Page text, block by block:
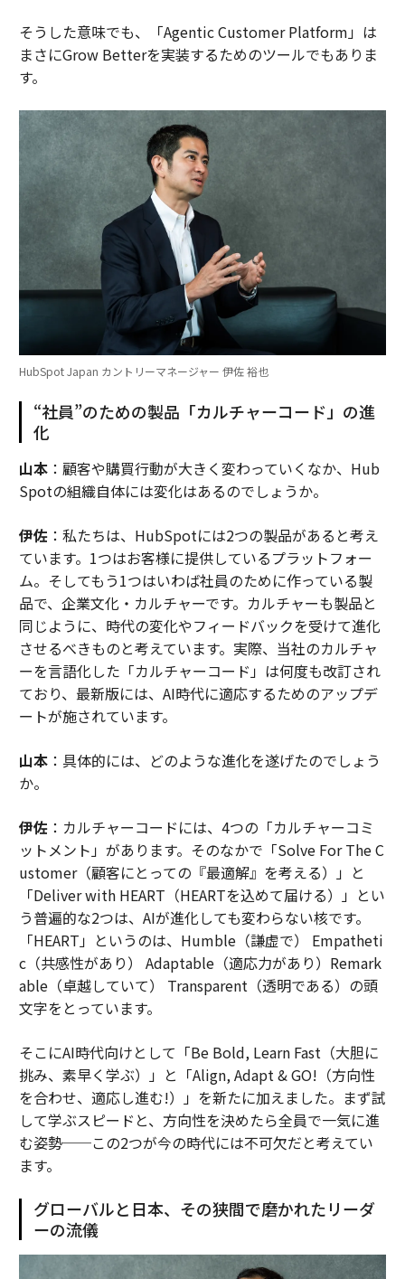
そうした意味でも、「Agentic Customer Platform」は
まさにGrow Betterを実装するためのツールでもありま
す。
HubSpot Japan カントリーマネージャー 伊佐 裕也
“社員”のための製品「カルチャーコード」の進
化
山本：顧客や購買行動が大きく変わっていくなか、Hub
Spotの組織自体には変化はあるのでしょうか。
伊佐：私たちは、HubSpotには2つの製品があると考え
ています。1つはお客様に提供しているプラットフォー
ム。そしてもう1つはいわば社員のために作っている製
品で、企業文化・カルチャーです。カルチャーも製品と
同じように、時代の変化やフィードバックを受けて進化
させるべきものと考えています。実際、当社のカルチャ
ーを言語化した「カルチャーコード」は何度も改訂され
ており、最新版には、AI時代に適応するためのアップデ
ートが施されています。
山本：具体的には、どのような進化を遂げたのでしょう
か。
伊佐：カルチャーコードには、4つの「カルチャーコミ
ットメント」があります。そのなかで「Solve For The C
ustomer（顧客にとっての『最適解』を考える）」と
「Deliver with HEART（HEARTを込めて届ける）」とい
う普遍的な2つは、AIが進化しても変わらない核です。
「HEART」というのは、Humble（謙虚で） Empatheti
c（共感性があり） Adaptable（適応力があり）Remark
able（卓越していて） Transparent（透明である）の頭
文字をとっています。
そこにAI時代向けとして「Be Bold, Learn Fast（大胆に
挑み、素早く学ぶ）」と「Align, Adapt & GO!（方向性
を合わせ、適応し進む!）」を新たに加えました。まず試
して学ぶスピードと、方向性を決めたら全員で一気に進
む姿勢──この2つが今の時代には不可欠だと考えてい
ます。
グローバルと日本、その狭間で磨かれたリーダ
ーの流儀